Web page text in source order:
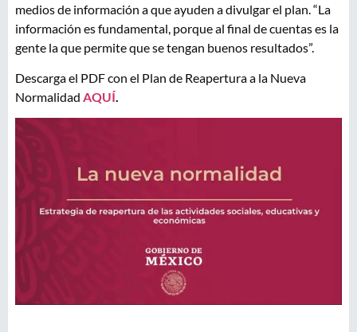
medios de información a que ayuden a divulgar el plan. “La
información es fundamental, porque al final de cuentas es la
gente la que permite que se tengan buenos resultados”.
Descarga el PDF con el Plan de Reapertura a la Nueva
Normalidad AQUÍ.